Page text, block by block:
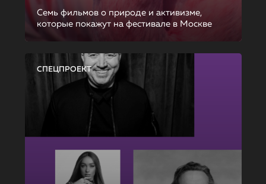
Семь фильмов о природе и активизме,
которые покажут на фестивале в Москве
СПЕЦПРОЕКТ